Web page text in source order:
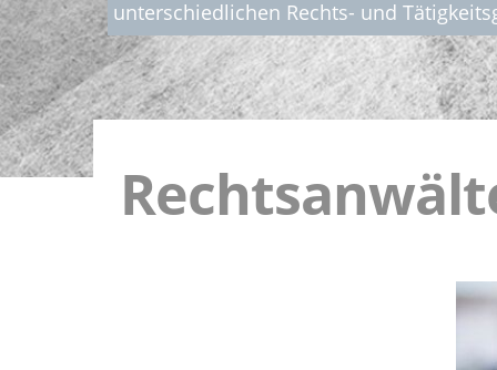
unterschiedlichen Rechts- und